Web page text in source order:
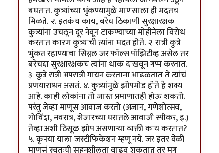
बघतात. कुत्र्यांच्या भुंकण्यामुळे माणसाला ही मदतच
मिळते. २. इतकंच काय, बरेच ठिकाणी सुरक्षारक्षक
कुत्र्यांना उचलून दूर नेवून टाकण्याच्या मोहीमेला विरोध
करतात कारण कुत्र्यांची त्यांना मदत होते. २. रात्री कुत्रे
भुंकत रहाण्याचा सिग्नल जर फॉल्स पॉझिटीव्ह असेल तर
बरेचदा सुरक्षारक्षकच त्यांना धाक दाखवून गप्प करतात.
३. कुत्रे रात्री अपरात्री गायन करताना आढळतात ते त्यांचं
प्रणयाराधन असतं. ४. कुत्र्यांमुळे झोपमोड होते हे शक्य
आहे. काही लोकांना तो जास्त प्रमाणातही होऊ शकतो.
परंतु जेव्हा माणूस आवाज करतो (अजान, गणेशोत्सव,
गोविंदा, नवरात्र, शेजारच्या घरातले आवाजी स्पीकर, इ.)
तेव्हा अशी ठिसूळ झोप असणाऱ्या व्यक्ती काय करतात?
५. कृपया याला जस्टीफिकेशन म्हणू नये. जर इतर वेळी
माणसं स्वतःची सहनशीलता वाढवू शकतात तर मग